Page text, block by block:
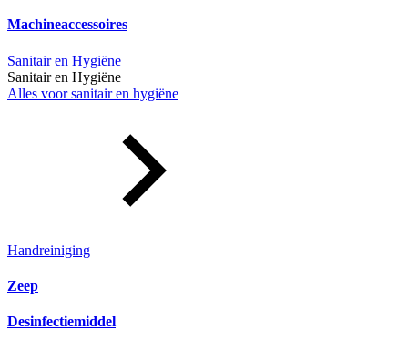
Machineaccessoires
Sanitair en Hygiëne
Sanitair en Hygiëne
Alles voor sanitair en hygiëne
Handreiniging
Zeep
Desinfectiemiddel